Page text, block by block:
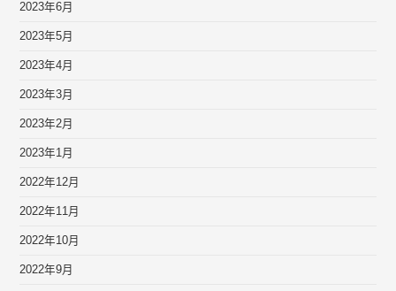
2023年6月
2023年5月
2023年4月
2023年3月
2023年2月
2023年1月
2022年12月
2022年11月
2022年10月
2022年9月